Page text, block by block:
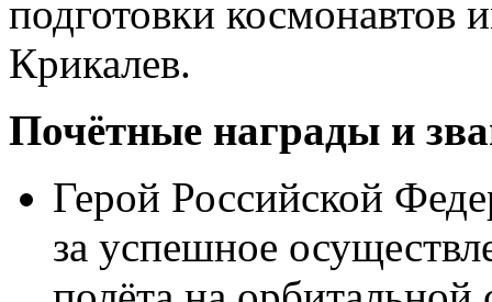
подготовки космонавтов
Крикалев.
Почётные награды и
Герой Российской
за успешное